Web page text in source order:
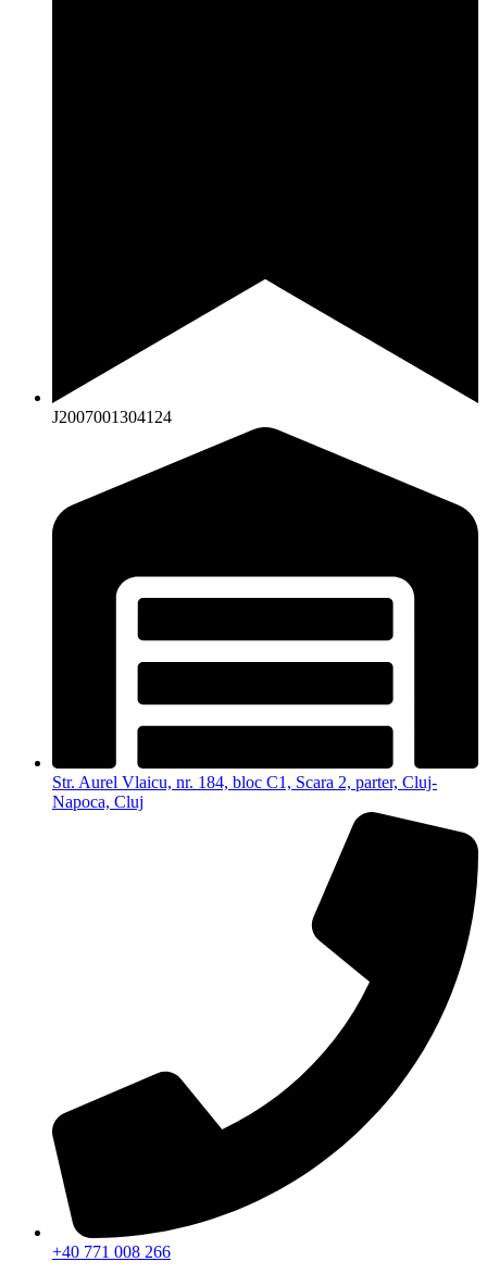
J2007001304124
Str. Aurel Vlaicu, nr. 184, bloc C1, Scara 2, parter, Cluj-
Napoca, Cluj
+40 771 008 266